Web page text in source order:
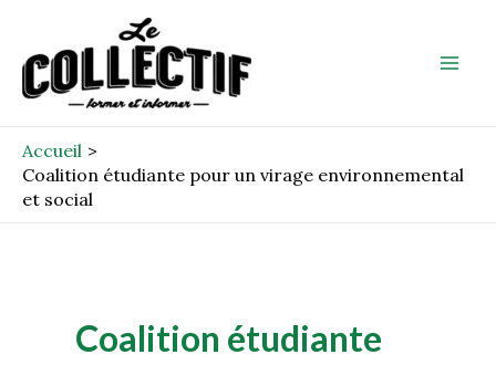
contenu
Accueil
Coalition étudiante pour un virage environnemental
et social
Coalition étudiante